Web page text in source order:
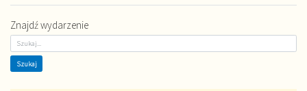
Znajdź wydarzenie